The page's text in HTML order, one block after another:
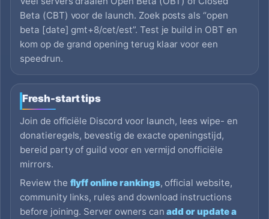
Beta (CBT) voor de launch. Zoek posts als “open
beta [date] gmt+8/cet/est”. Test je build in OBT en
kom op de grand opening terug klaar voor een
speedrun.
Fresh-start tips
Join de officiële Discord voor launch, lees wipe- en
donatieregels, bevestig de exacte openingstijd,
bereid party of guild voor en vermijd onofficiële
mirrors.
Review the flyff online rankings, official website,
community links, rules and download instructions
before joining. Server owners canadd or update a